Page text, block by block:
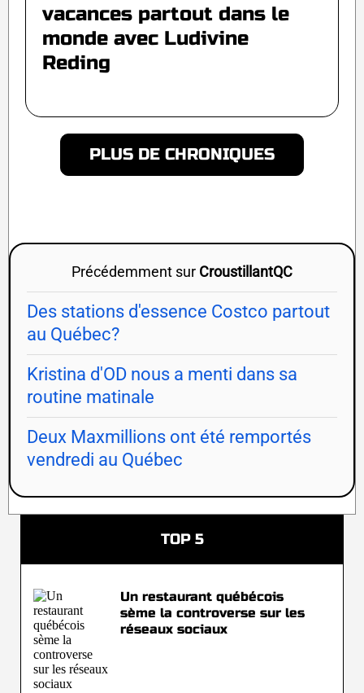
vacances partout dans le
monde avec Ludivine
Reding
PLUS DE CHRONIQUES
Précédemment sur CroustillantQC
Des stations d'essence Costco partout
au Québec?
Kristina d'OD nous a menti dans sa
routine matinale
Deux Maxmillions ont été remportés
vendredi au Québec
TOP 5
Un restaurant québécois
sème la controverse sur les
réseaux sociaux